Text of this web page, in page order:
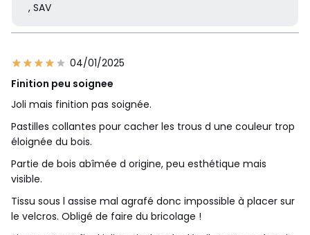
, SAV
04/01/2025
Finition peu soignee
Joli mais finition pas soignée.
Pastilles collantes pour cacher les trous d une couleur trop
éloignée du bois.
Partie de bois abîmée d origine, peu esthétique mais
visible.
Tissu sous l assise mal agrafé donc impossible à placer sur
le velcros. Obligé de faire du bricolage !